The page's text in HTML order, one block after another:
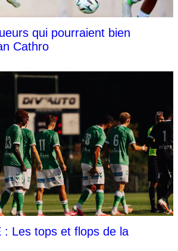
qui pourraient bien
Cathro
: Les tops et flops de la